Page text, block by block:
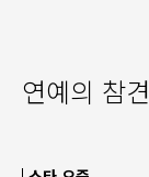
연예의 참견